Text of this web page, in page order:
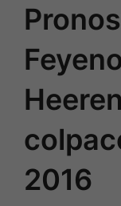
2016